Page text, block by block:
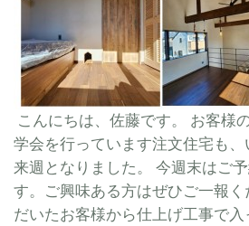
こんにちは、佐藤です。 お客様
学会を行っています注文住宅も
来週となりました。 今週末はご
す。ご興味ある方はぜひご一報
だいたお客様から仕上げ工事で